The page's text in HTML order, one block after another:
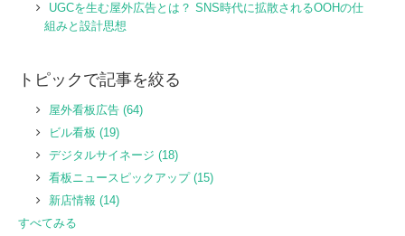
UGCを生む屋外広告とは？ SNS時代に拡散されるOOHの仕
組みと設計思想
トピックで記事を絞る
屋外看板広告 (64)
ビル看板 (19)
デジタルサイネージ (18)
看板ニュースピックアップ (15)
新店情報 (14)
すべてみる